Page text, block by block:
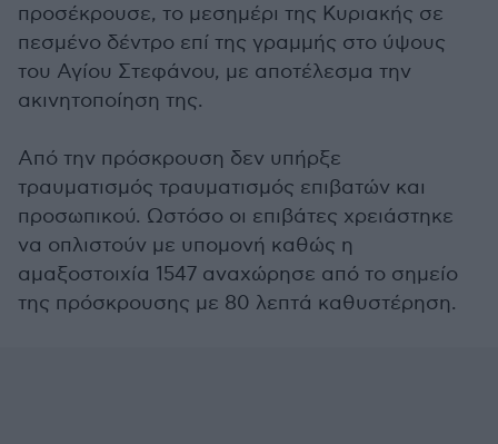
προσέκρουσε, το μεσημέρι της Κυριακής σε
πεσμένο δέντρο επί της γραμμής στο ύψους
του Αγίου Στεφάνου, με αποτέλεσμα την
ακινητοποίηση της.
Από την πρόσκρουση δεν υπήρξε
τραυματισμός τραυματισμός επιβατών και
προσωπικού. Ωστόσο οι επιβάτες χρειάστηκε
να οπλιστούν με υπομονή καθώς η
αμαξοστοιχία 1547 αναχώρησε από το σημείο
της πρόσκρουσης με 80 λεπτά καθυστέρηση.